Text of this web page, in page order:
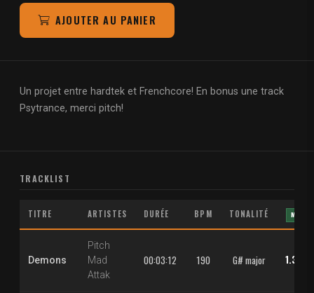
AJOUTER AU PANIER
Un projet entre hardtek et Frenchcore! En bonus une track
Psytrance, merci pitch!
TRACKLIST
TITRE ARTISTES DURÉE BPM TONALITÉ MP3
Demons
Pitch
Mad
Attak
00:03:12 190 G# major 1.30 €